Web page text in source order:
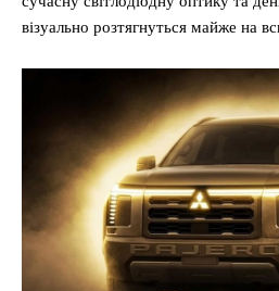
візуально розтягнуться майже на